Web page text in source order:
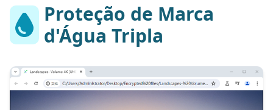
Proteção de Marca
d'Água Tripla